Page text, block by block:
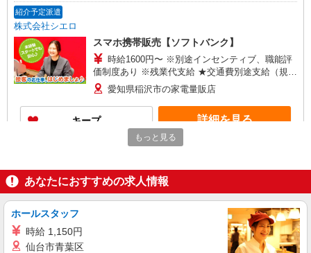
紹介予定派遣
株式会社シエロ
スマホ携帯販売【ソフトバンク】
時給1600円〜 ※別途インセンティブ、職能評
価制度あり ※残業代支給 ★交通費別途支給（規定
あり） ゜+゜・。○。・゜+゜・。○。・゜+゜ 入
社祝い金10万円支給(規定有) お友達を紹介頂くと,
インセンティブ支給(規定有) ★月2回払い・週払い
可能（規程有）★ ゜・。○。・゜+゜・。○。・゜
愛知県稲沢市の家電量販店
キープ 詳細を見る
【UQモバイル】人気機種に詳しくなれる携帯
販売
時給1400〜1600円（経験・能力による） ※残
業代支給 ★交通費別途支給（規定あり） ゜
+゜・。○。・゜+゜・。○。・゜+゜ 入社祝い金10
もっと見る
あなたにおすすめの求人情報
ホールスタッフ
時給 1,150円
仙台市青葉区